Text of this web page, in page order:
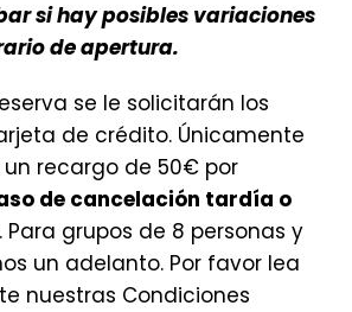
si hay posibles variaciones
de apertura.
se le solicitarán los
de crédito. Únicamente
un recargo de 50€ por
de cancelación tardía o
. Para grupos de 8 personas y
un adelanto. Por favor lea
nuestras Condiciones